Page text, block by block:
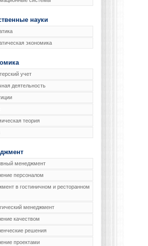
науки
экономика
учет
деятельность
теория
менеджмент
персоналом
в гостиничном и ресторанном
менеджмент
качеством
решения
проектами